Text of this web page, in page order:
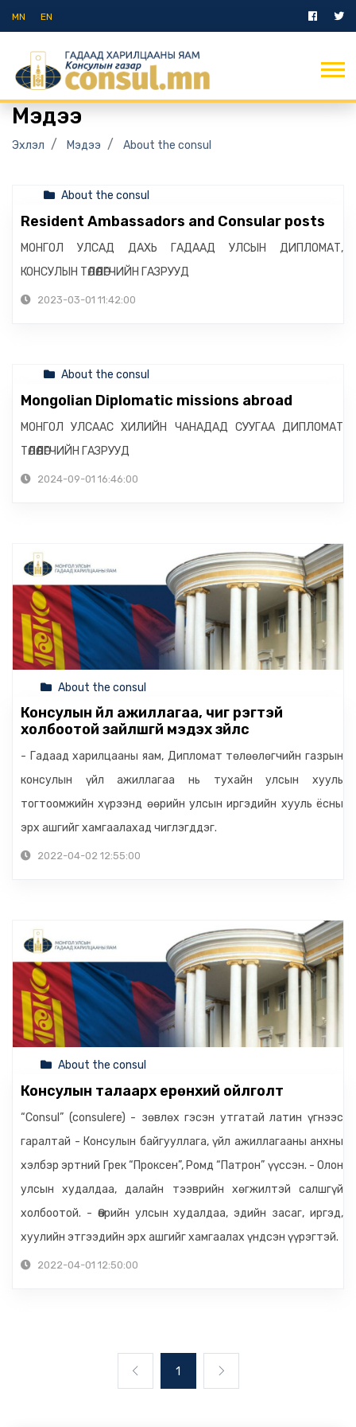
MN EN
Мэдээ
Эхлэл Мэдээ About the consul
About the consul
Resident Ambassadors and Consular posts
МОНГОЛ УЛСАД ДАХЬ ГАДААД УЛСЫН ДИПЛОМАТ,
КОНСУЛЫН ТӨЛӨӨЛӨГЧИЙН ГАЗРУУД
2023-03-01 11:42:00
About the consul
Mongolian Diplomatic missions abroad
МОНГОЛ УЛСААС ХИЛИЙН ЧАНАДАД СУУГАА ДИПЛОМАТ
ТӨЛӨӨЛӨГЧИЙН ГАЗРУУД
2024-09-01 16:46:00
About the consul
Консулын үйл ажиллагаа, чиг үүрэгтэй
холбоотой зайлшгүй мэдэх зүйлс
- Гадаад харилцааны яам, Дипломат төлөөлөгчийн газрын
консулын үйл ажиллагаа нь тухайн улсын хууль
тогтоомжийн хүрээнд өөрийн улсын иргэдийн хууль ёсны
эрх ашгийг хамгаалахад чиглэгддэг.
2022-04-02 12:55:00
About the consul
Консулын талаарх ерөнхий ойлголт
“Consul” (consulere) - зөвлөх гэсэн утгатай латин үгнээс
гаралтай - Консулын байгууллага, үйл ажиллагааны анхны
хэлбэр эртний Грек “Проксен”, Ромд “Патрон” үүссэн. - Олон
улсын худалдаа, далайн тээврийн хөгжилтэй салшгүй
холбоотой. - Өөрийн улсын худалдаа, эдийн засаг, иргэд,
хуулийн этгээдийн эрх ашгийг хамгаалах үндсэн үүрэгтэй.
2022-04-01 12:50:00
1